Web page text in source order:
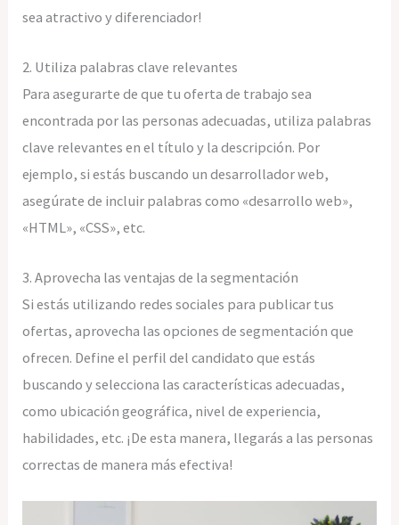
sea atractivo y diferenciador!
2. Utiliza palabras clave relevantes
Para asegurarte de que tu oferta de trabajo sea
encontrada por las personas adecuadas, utiliza palabras
clave relevantes en el título y la descripción. Por
ejemplo, si estás buscando un desarrollador web,
asegúrate de incluir palabras como «desarrollo web»,
«HTML», «CSS», etc.
3. Aprovecha las ventajas de la segmentación
Si estás utilizando redes sociales para publicar tus
ofertas, aprovecha las opciones de segmentación que
ofrecen. Define el perfil del candidato que estás
buscando y selecciona las características adecuadas,
como ubicación geográfica, nivel de experiencia,
habilidades, etc. ¡De esta manera, llegarás a las personas
correctas de manera más efectiva!